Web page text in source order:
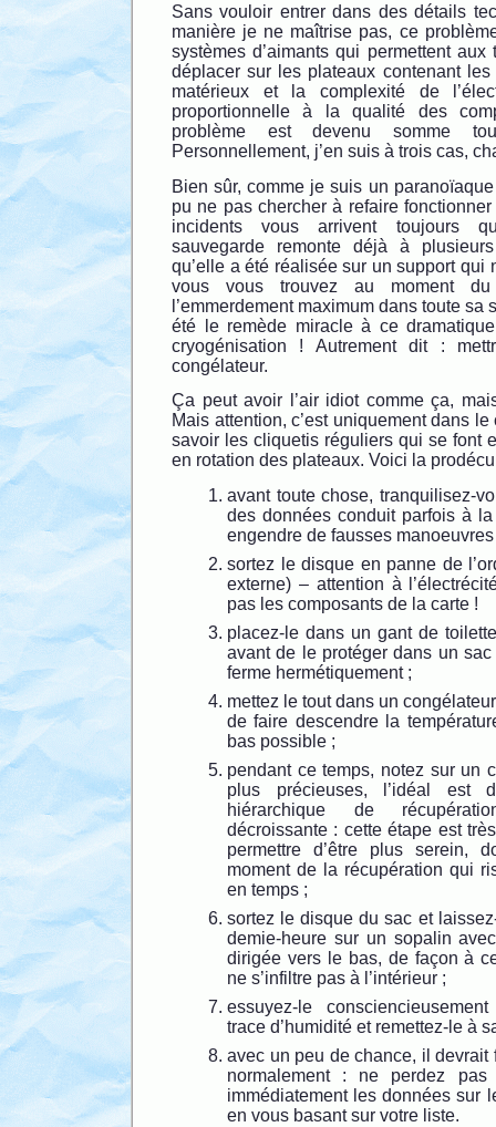
Sans vouloir entrer dans des détails
manière je ne maîtrise pas, ce
systèmes d’aimants qui permettent
déplacer sur les plateaux contenant les
matérieux et la complexité de
proportionnelle à la qualité des
problème est devenu somme
Personnellement, j’en suis à trois cas,
Bien sûr, comme je suis un
pu ne pas chercher à refaire
incidents vous arrivent toujours
sauvegarde remonte déjà à
qu’elle a été réalisée sur un support qui
vous vous trouvez au moment
l’emmerdement maximum dans toute sa
été le remède miracle à ce
cryogénisation ! Autrement dit :
congélateur.
Ça peut avoir l’air idiot comme ça,
Mais attention, c’est uniquement dans
savoir les cliquetis réguliers qui se font
en rotation des plateaux. Voici la
avant toute chose, tranquilisez-
des données conduit parfois à
engendre de fausses manoeuvres
sortez le disque en panne de
externe) – attention à
pas les composants de la carte !
placez-le dans un gant de
avant de le protéger dans un
ferme hermétiquement ;
mettez le tout dans un
de faire descendre la
bas possible ;
pendant ce temps, notez sur un
plus précieuses, l’idéal est
hiérarchique de
décroissante : cette étape est
permettre d’être plus serein,
moment de la récupération qui
en temps ;
sortez le disque du sac et
demie-heure sur un sopalin
dirigée vers le bas, de façon à
ne s’infiltre pas à l’intérieur ;
essuyez-le
trace d’humidité et remettez-le à
avec un peu de chance, il devrait
normalement : ne perdez
immédiatement les données sur
en vous basant sur votre liste.